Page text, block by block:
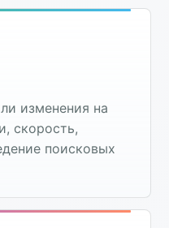
изменения на
скорость,
поисковых